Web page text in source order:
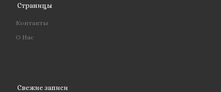
Страницы
Контакты
О Нас
Свежие записи